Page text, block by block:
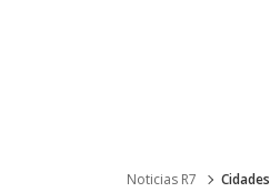
Noticias R7 Cidades